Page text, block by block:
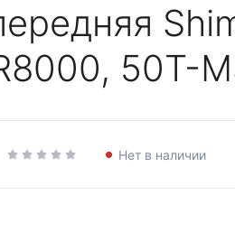
50T-
Нет в наличии